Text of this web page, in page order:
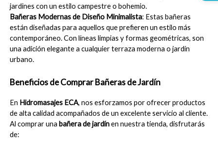
jardines con un estilo campestre o bohemio.
Bañeras Modernas de Diseño Minimalista: Estas bañeras
están diseñadas para aquellos que prefieren un estilo más
contemporáneo. Con líneas limpias y formas geométricas, son
una adición elegante a cualquier terraza moderna o jardín
urbano.
Beneficios de Comprar Bañeras de Jardín
En Hidromasajes ECA, nos esforzamos por ofrecer productos
de alta calidad acompañados de un excelente servicio al cliente.
Al comprar una bañera de jardín en nuestra tienda, disfrutarás
de: